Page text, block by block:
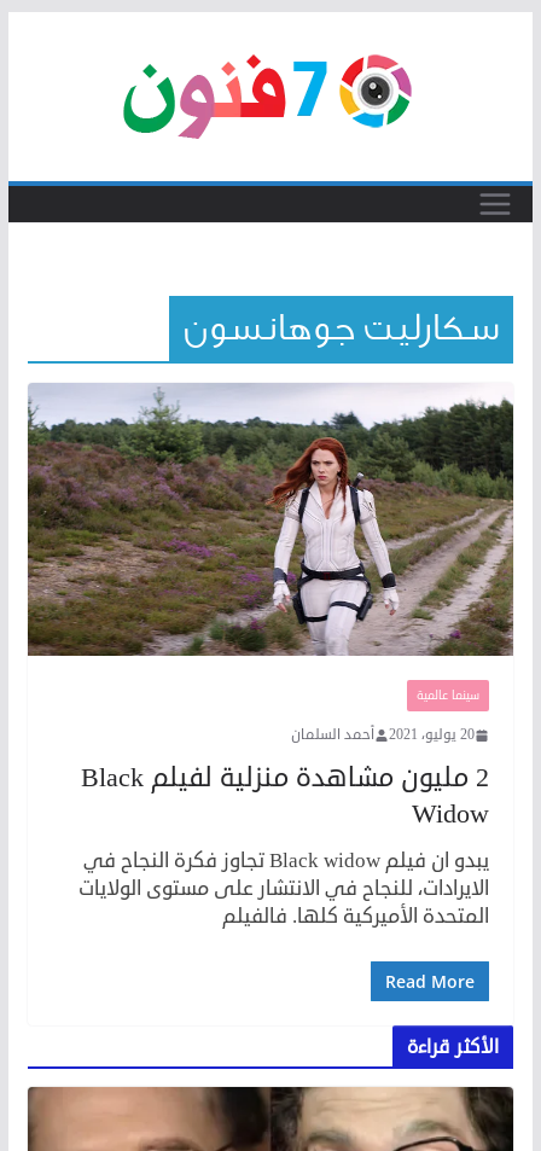
سكارليت جوهانسون
سينما عالمية
20 يوليو، 2021 أحمد السلمان
2 مليون مشاهدة منزلية لفيلم Black
Widow
يبدو ان فيلم Black widow تجاوز فكرة النجاح في
الايرادات، للنجاح في الانتشار على مستوى الولايات
المتحدة الأميركية كلها. فالفيلم
Read More
الأكثر قراءة